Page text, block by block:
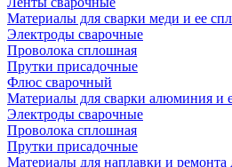
Материалы для сварки меди и ее
Электроды сварочные
Проволока сплошная
Прутки присадочные
Флюс сварочный
Материалы для сварки алюминия и
Электроды сварочные
Проволока сплошная
Прутки присадочные
Материалы для наплавки и ремонта